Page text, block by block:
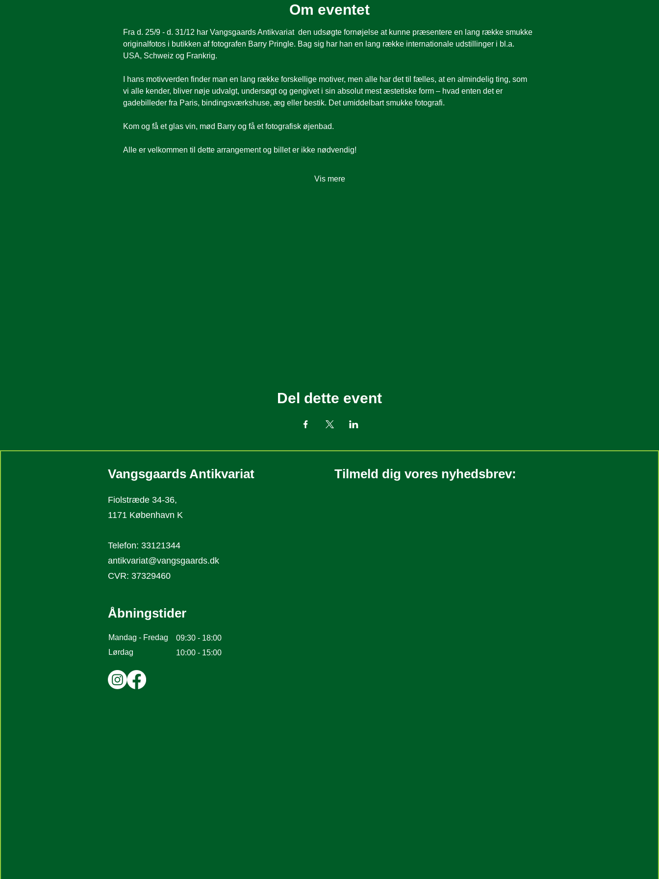
Om eventet
Fra d. 25/9 - d. 31/12 har Vangsgaards Antikvariat  den udsøgte fornøjelse at kunne præsentere en lang række smukke
originalfotos i butikken af fotografen Barry Pringle. Bag sig har han en lang række internationale udstillinger i bl.a.
USA, Schweiz og Frankrig.
I hans motivverden finder man en lang række forskellige motiver, men alle har det til fælles, at en almindelig ting, som
vi alle kender, bliver nøje udvalgt, undersøgt og gengivet i sin absolut mest æstetiske form – hvad enten det er
gadebilleder fra Paris, bindingsværkshuse, æg eller bestik. Det umiddelbart smukke fotografi.
Kom og få et glas vin, mød Barry og få et fotografisk øjenbad.
Alle er velkommen til dette arrangement og billet er ikke nødvendig!
Vis mere
Del dette event
Vangsgaards Antikvariat
Fiolstræde 34-36,
1171 København K
Telefon: 33121344
antikvariat@vangsgaards.dk
CVR: 37329460
Tilmeld dig vores nyhedsbrev:
Åbningstider
09:30 - 18:00
Mandag - Fredag
10:00 - 15:00
Lørdag